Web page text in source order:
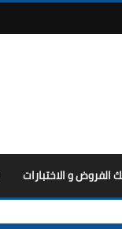
الفروض و الاختبارات